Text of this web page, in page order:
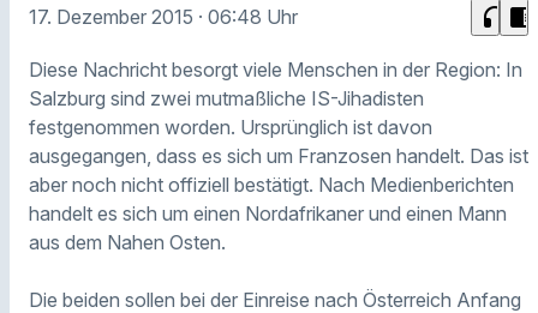
17. Dezember 2015 · 06:48 Uhr headphones chrome_reader_mode
Diese Nachricht besorgt viele Menschen in der Region: In
Salzburg sind zwei mutmaßliche IS-Jihadisten
festgenommen worden. Ursprünglich ist davon
ausgegangen, dass es sich um Franzosen handelt. Das ist
aber noch nicht offiziell bestätigt. Nach Medienberichten
handelt es sich um einen Nordafrikaner und einen Mann
aus dem Nahen Osten.
Die beiden sollen bei der Einreise nach Österreich Anfang